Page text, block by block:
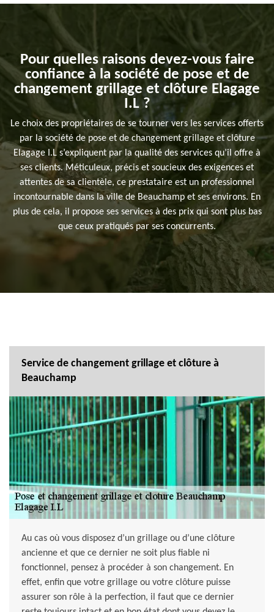
Pour quelles raisons devez-vous faire
confiance à la société de pose et de
changement grillage et clôture Elagage
I.L ?
Le choix des propriétaires de se tourner vers les services offerts
par la société de pose et de changement grillage et clôture
Elagage I.L s’expliquent par la qualité des services qu’il offre à
ses clients. Méticuleux, précis et soucieux des exigences et
attentes de sa clientèle, ce prestataire est un professionnel
incontournable dans la ville de Beauchamp et ses environs. En
plus de cela, il propose ses services à des prix qui sont plus bas
que ceux pratiqués par ses concurrents.
Service de changement grillage et clôture à
Beauchamp
Au cas où vous disposez d’un grillage ou d’une clôture
ancienne et que ce dernier ne soit plus fiable ni
fonctionnel, pensez à procéder à son changement. En
effet, enfin que votre grillage ou votre clôture puisse
assurer son rôle à la perfection, il faut que ce dernier